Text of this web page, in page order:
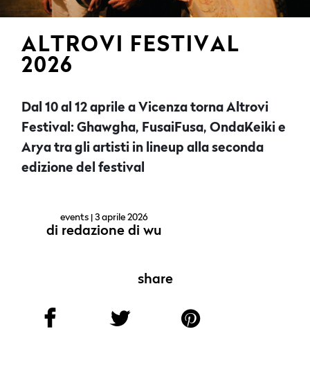
ALTROVI FESTIVAL
2026
Dal 10 al 12 aprile a Vicenza torna Altrovi
Festival: Ghawgha, FusaiFusa, OndaKeiki e
Arya tra gli artisti in lineup alla seconda
edizione del festival
events | 3 aprile 2026
di redazione di wu
share